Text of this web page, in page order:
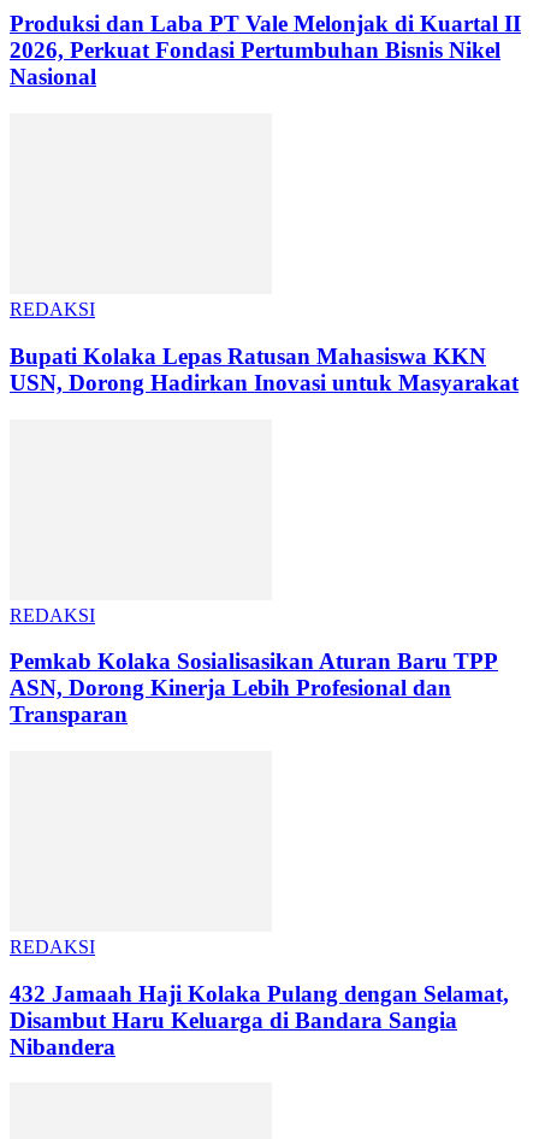
Produksi dan Laba PT Vale Melonjak di Kuartal II
2026, Perkuat Fondasi Pertumbuhan Bisnis Nikel
Nasional
REDAKSI
Bupati Kolaka Lepas Ratusan Mahasiswa KKN
USN, Dorong Hadirkan Inovasi untuk Masyarakat
REDAKSI
Pemkab Kolaka Sosialisasikan Aturan Baru TPP
ASN, Dorong Kinerja Lebih Profesional dan
Transparan
REDAKSI
432 Jamaah Haji Kolaka Pulang dengan Selamat,
Disambut Haru Keluarga di Bandara Sangia
Nibandera